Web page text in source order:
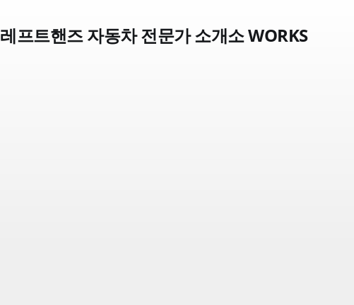
레프트핸즈 자동차 전문가 소개소 WORKS